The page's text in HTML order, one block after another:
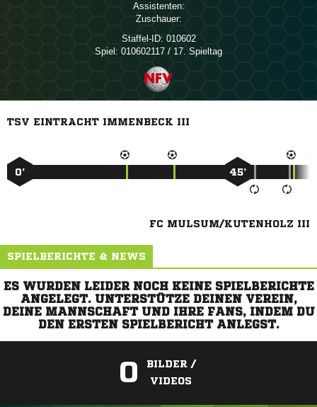
Assistenten:
Zuschauer:
Staffel-ID: 010602
Spiel: 010602117 / 17. Spieltag
TSV EINTRACHT IMMENBECK III
0’ 45’
FC MULSUM/KUTENHOLZ III
SPIELBERICHTE & NEWS
ES WURDEN LEIDER NOCH KEINE SPIELBERICHTE
ANGELEGT. UNTERSTÜTZE DEINEN VEREIN,
DEINE MANNSCHAFT UND IHRE FANS, INDEM DU
DEN ERSTEN SPIELBERICHT ANLEGST.
0
BILDER /
VIDEOS